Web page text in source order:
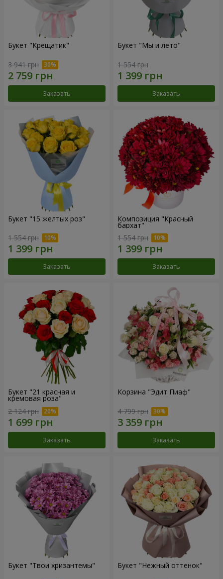
Букет "Крещатик"
3 941 грн
Заказать
Букет "Мы и лето"
1 554 грн
Заказать
Букет "15 желтых роз"
1 554 грн
Заказать
Композиция "Красный
бархат"
1 554 грн
Заказать
Букет "21 красная и
кремовая роза"
2 124 грн
Заказать
Корзина "Эдит Пиаф"
4 799 грн
Заказать
Букет "Твои хризантемы" Букет "Нежный оттенок"